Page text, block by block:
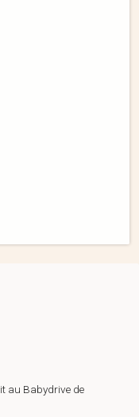
au Babydrive de